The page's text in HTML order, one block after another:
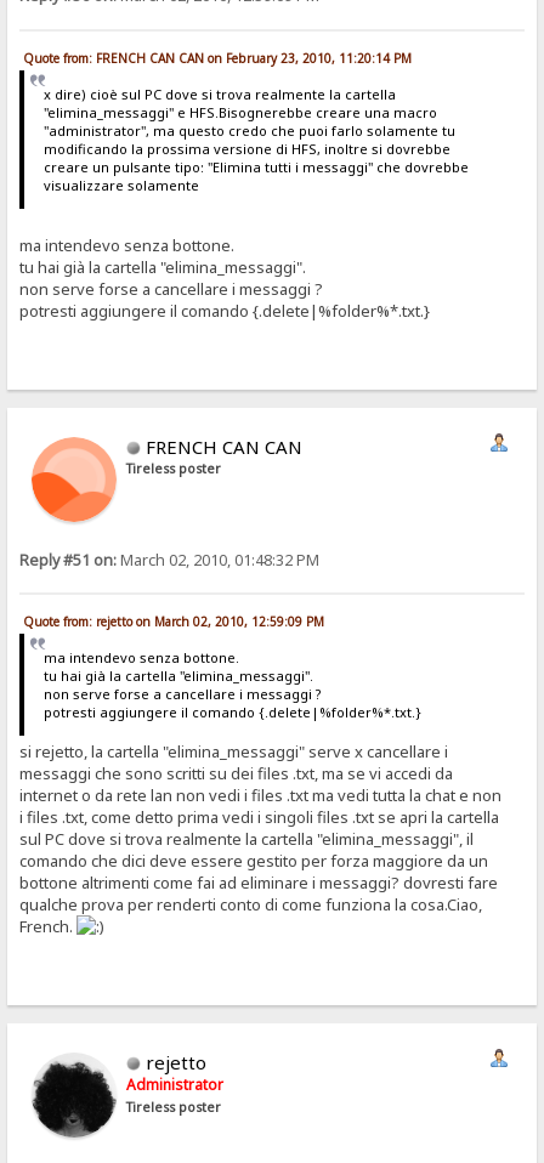
Quote from: FRENCH CAN CAN on February 23, 2010, 11:20:14 PM
x dire) cioè sul PC dove si trova realmente la cartella
"elimina_messaggi" e HFS.Bisognerebbe creare una macro
"administrator", ma questo credo che puoi farlo solamente tu
modificando la prossima versione di HFS, inoltre si dovrebbe
creare un pulsante tipo: "Elimina tutti i messaggi" che dovrebbe
visualizzare solamente
ma intendevo senza bottone.
tu hai già la cartella "elimina_messaggi".
non serve forse a cancellare i messaggi ?
potresti aggiungere il comando {.delete|%folder%*.txt.}
FRENCH CAN CAN
Tireless poster
Reply #51 on:March 02, 2010, 01:48:32 PM
Quote from: rejetto on March 02, 2010, 12:59:09 PM
ma intendevo senza bottone.
tu hai già la cartella "elimina_messaggi".
non serve forse a cancellare i messaggi ?
potresti aggiungere il comando {.delete|%folder%*.txt.}
si rejetto, la cartella "elimina_messaggi" serve x cancellare i
messaggi che sono scritti su dei files .txt, ma se vi accedi da
internet o da rete lan non vedi i files .txt ma vedi tutta la chat e non
i files .txt, come detto prima vedi i singoli files .txt se apri la cartella
sul PC dove si trova realmente la cartella "elimina_messaggi", il
comando che dici deve essere gestito per forza maggiore da un
bottone altrimenti come fai ad eliminare i messaggi? dovresti fare
qualche prova per renderti conto di come funziona la cosa.Ciao,
French.
rejetto
Administrator
Tireless poster